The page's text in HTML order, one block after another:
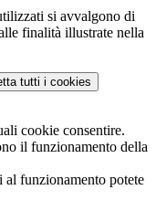
si avvalgono di
finalità illustrate nella
tutti i cookies
cookie consentire.
il funzionamento della
al funzionamento potete